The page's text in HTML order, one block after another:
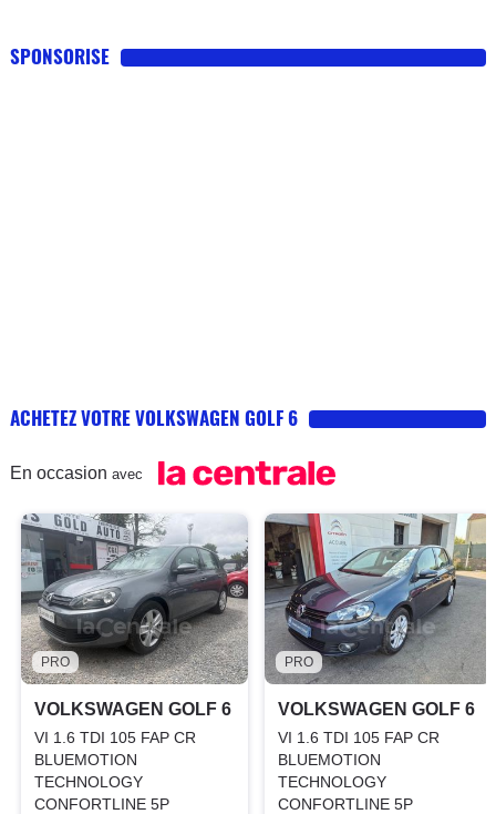
SPONSORISE
ACHETEZ VOTRE VOLKSWAGEN GOLF 6
En occasion avec
PRO
VOLKSWAGEN GOLF 6
VI 1.6 TDI 105 FAP CR
BLUEMOTION
TECHNOLOGY
CONFORTLINE 5P
PRO
VOLKSWAGEN GOLF 6
VI 1.6 TDI 105 FAP CR
BLUEMOTION
TECHNOLOGY
CONFORTLINE 5P